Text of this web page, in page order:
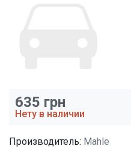
635 грн
Нету в наличии
Производитель: Mahle